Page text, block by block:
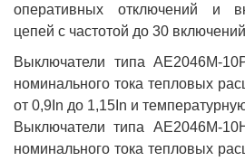
оперативных отключений и
цепей с частотой до 30
Выключатели типа АЕ2046М-
номинального тока тепловых
от 0,9In до 1,15In и
Выключатели типа АЕ2046М-
номинального тока тепловых